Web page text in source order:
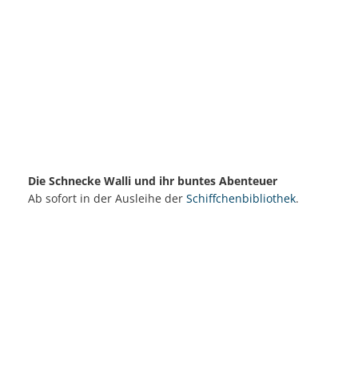
Die Schnecke Walli und ihr buntes Abenteuer
Ab sofort in der Ausleihe der Schiffchenbibliothek.